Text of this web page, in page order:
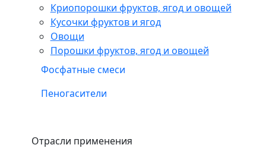
Криопорошки фруктов, ягод и овощей
Кусочки фруктов и ягод
Овощи
Порошки фруктов, ягод и овощей
Фосфатные смеси
Пеногасители
Отрасли применения